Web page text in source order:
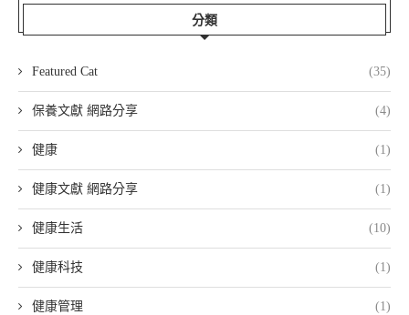
分類
Featured Cat (35)
保養文獻 網路分享 (4)
健康 (1)
健康文獻 網路分享 (1)
健康生活 (10)
健康科技 (1)
健康管理 (1)